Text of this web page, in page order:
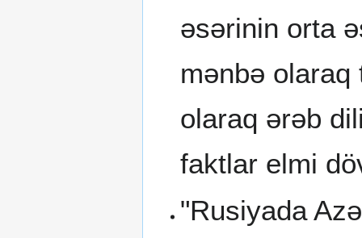
əsərinin orta
mənbə
olaraq ərəb
faktlar elmi
"Rusiyada